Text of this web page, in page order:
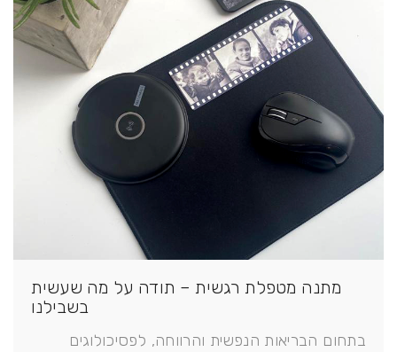
מתנה מטפלת רגשית – תודה על מה שעשית
בשבילנו
בתחום הבריאות הנפשית והרווחה, לפסיכולוגים